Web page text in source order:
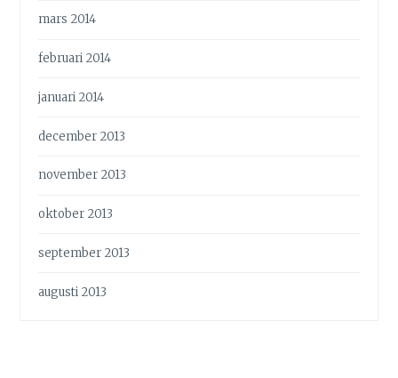
mars 2014
februari 2014
januari 2014
december 2013
november 2013
oktober 2013
september 2013
augusti 2013